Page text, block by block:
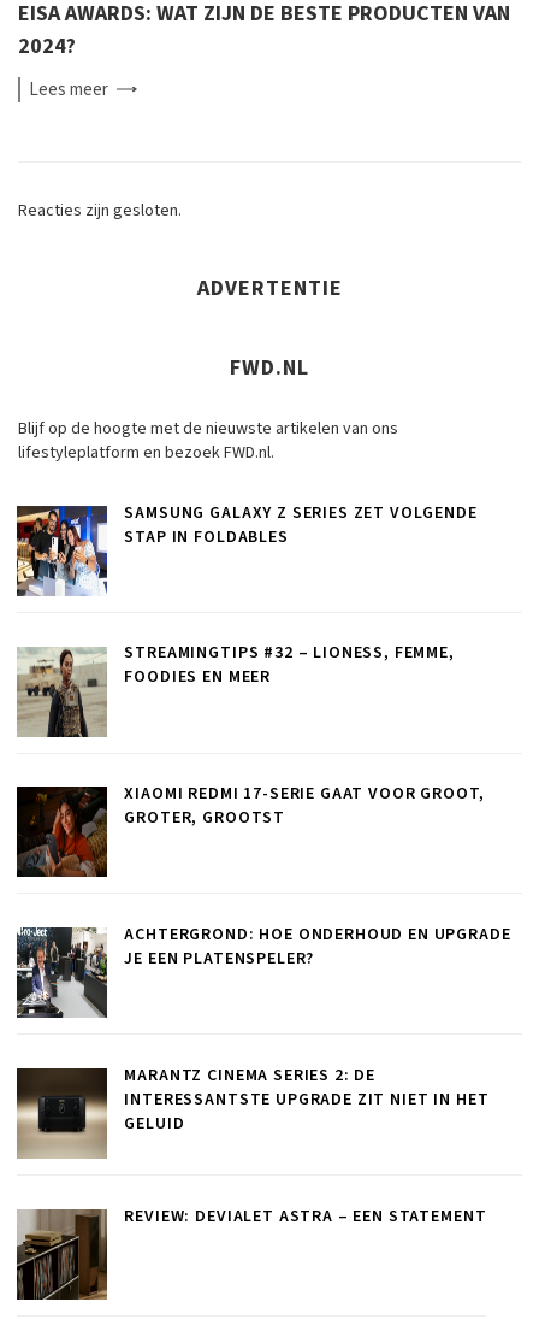
EISA AWARDS: WAT ZIJN DE BESTE PRODUCTEN VAN
2024?
Leesmeer
Reacties zijn gesloten.
ADVERTENTIE
FWD.NL
Blijf op de hoogte met de nieuwste artikelen van ons
lifestyleplatform en bezoek FWD.nl.
SAMSUNG GALAXY Z SERIES ZET VOLGENDE
STAP IN FOLDABLES
STREAMINGTIPS #32 – LIONESS, FEMME,
FOODIES EN MEER
XIAOMI REDMI 17-SERIE GAAT VOOR GROOT,
GROTER, GROOTST
ACHTERGROND: HOE ONDERHOUD EN UPGRADE
JE EEN PLATENSPELER?
MARANTZ CINEMA SERIES 2: DE
INTERESSANTSTE UPGRADE ZIT NIET IN HET
GELUID
REVIEW: DEVIALET ASTRA – EEN STATEMENT